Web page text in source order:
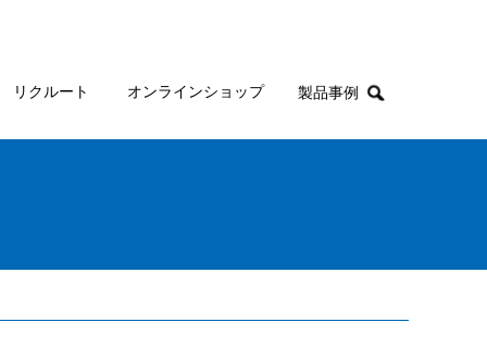
リクルート オンラインショップ 製品事例